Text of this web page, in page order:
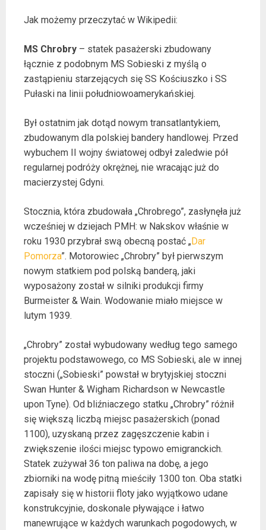
Jak możemy przeczytać w Wikipedii:
MS Chrobry – statek pasażerski zbudowany
łącznie z podobnym MS Sobieski z myślą o
zastąpieniu starzejących się SS Kościuszko i SS
Pułaski na linii południowoamerykańskiej.
Był ostatnim jak dotąd nowym transatlantykiem,
zbudowanym dla polskiej bandery handlowej. Przed
wybuchem II wojny światowej odbył zaledwie pół
regularnej podróży okrężnej, nie wracając już do
macierzystej Gdyni.
Stocznia, która zbudowała „Chrobrego”, zasłynęła już
wcześniej w dziejach PMH: w Nakskov właśnie w
roku 1930 przybrał swą obecną postać „Dar
Pomorza”. Motorowiec „Chrobry” był pierwszym
nowym statkiem pod polską banderą, jaki
wyposażony został w silniki produkcji firmy
Burmeister & Wain. Wodowanie miało miejsce w
lutym 1939.
„Chrobry” został wybudowany według tego samego
projektu podstawowego, co MS Sobieski, ale w innej
stoczni („Sobieski” powstał w brytyjskiej stoczni
Swan Hunter & Wigham Richardson w Newcastle
upon Tyne). Od bliźniaczego statku „Chrobry” różnił
się większą liczbą miejsc pasażerskich (ponad
1100), uzyskaną przez zagęszczenie kabin i
zwiększenie ilości miejsc typowo emigranckich.
Statek zużywał 36 ton paliwa na dobę, a jego
zbiorniki na wodę pitną mieściły 1300 ton. Oba statki
zapisały się w historii floty jako wyjątkowo udane
konstrukcyjnie, doskonale pływające i łatwo
manewrujące w każdych warunkach pogodowych, w